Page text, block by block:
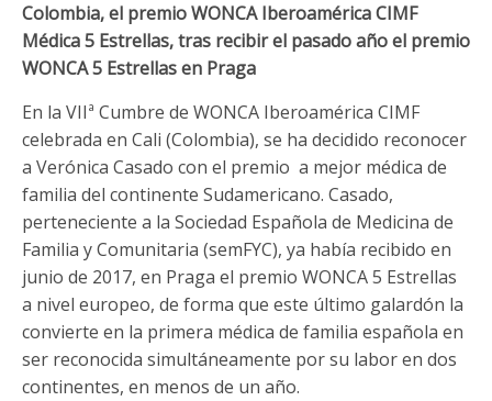
Colombia, el premio WONCA Iberoamérica CIMF
Médica 5 Estrellas, tras recibir el pasado año el premio
WONCA 5 Estrellas en Praga
En la VIIª Cumbre de WONCA Iberoamérica CIMF
celebrada en Cali (Colombia), se ha decidido reconocer
a Verónica Casado con el premio a mejor médica de
familia del continente Sudamericano. Casado,
perteneciente a la Sociedad Española de Medicina de
Familia y Comunitaria (semFYC), ya había recibido en
junio de 2017, en Praga el premio WONCA 5 Estrellas
a nivel europeo, de forma que este último galardón la
convierte en la primera médica de familia española en
ser reconocida simultáneamente por su labor en dos
continentes, en menos de un año.